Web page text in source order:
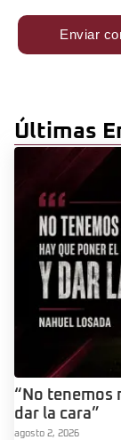
Últimas
“No tenemos
dar la cara”
agosto 2, 2026